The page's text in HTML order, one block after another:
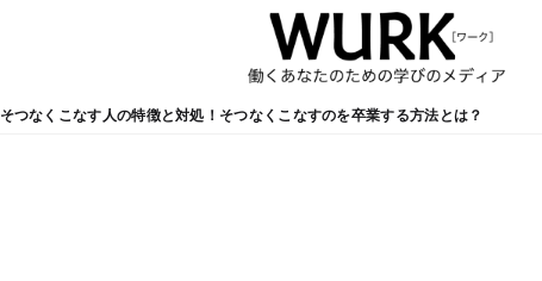
そつなくこなす人の特徴と対処！そつなくこなすのを卒業する方法とは？